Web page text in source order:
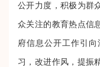
公开力度，积极为群
众关注的教育热点信
府信息公开工作引向
习，改进作风，提振